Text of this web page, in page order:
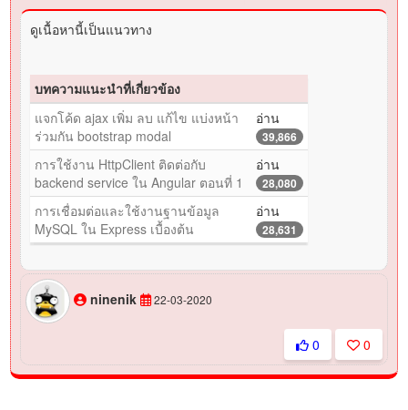
ดูเนื้อหานี้เป็นแนวทาง
บทความแนะนำที่เกี่ยวข้อง
แจกโค้ด ajax เพิ่ม ลบ แก้ไข แบ่งหน้า
ร่วมกัน bootstrap modal
อ่าน
39,866
การใช้งาน HttpClient ติดต่อกับ
backend service ใน Angular ตอนที่ 1
อ่าน
28,080
การเชื่อมต่อและใช้งานฐานข้อมูล
MySQL ใน Express เบื้องต้น
อ่าน
28,631
ninenik 22-03-2020
0 0